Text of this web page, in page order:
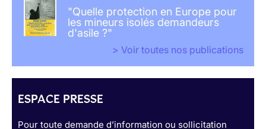
"Quelle protection en Europe pour
les mineurs isolés demandeurs
d'asile ?"
> Voir toutes nos publications
ESPACE PRESSE
Pour toute demande d’information ou sollicitation